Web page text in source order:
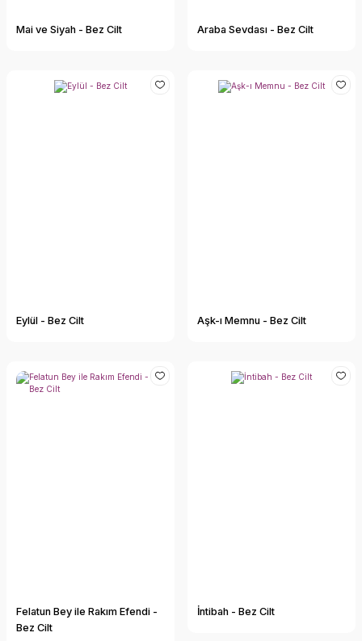
Mai ve Siyah - Bez Cilt Araba Sevdası - Bez Cilt
Eylül - Bez Cilt Aşk-ı Memnu - Bez Cilt
Felatun Bey ile Rakım Efendi -
Bez Cilt
İntibah - Bez Cilt